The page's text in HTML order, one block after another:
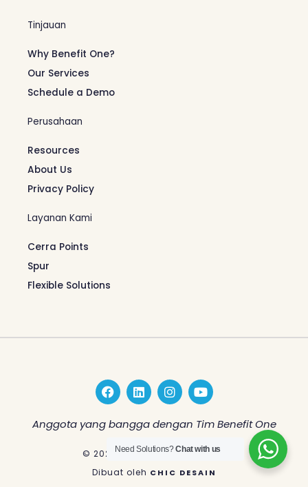
Tinjauan
Why Benefit One?
Our Services
Schedule a Demo
Perusahaan
Resources
About Us
Privacy Policy
Layanan Kami
Cerra Points
Spur
Flexible Solutions
F
a
c
e
k
L
i
n
k
e
d
n
I
n
s
t
a
g
a
Y
o
u
t
b
Anggota yang bangga dengan Tim Benefit One
© 2026 Benefit One Indonesia
Dibuat oleh CHIC DESAIN
Need Solutions?Chat with us